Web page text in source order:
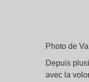
Photo de
Depuis
avec la